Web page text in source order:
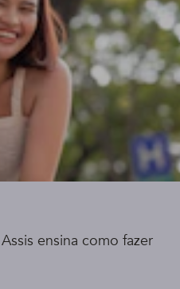
ensina como fazer